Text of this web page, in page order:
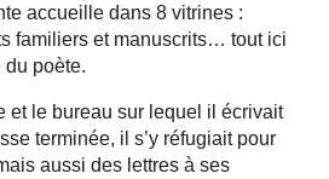
accueille dans 8 vitrines :
familiers et manuscrits… tout ici
poète.
et le bureau sur lequel il écrivait
terminée, il s’y réfugiait pour
aussi des lettres à ses